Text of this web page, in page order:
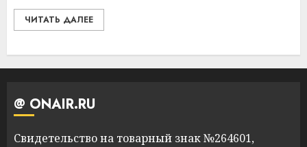
ЧИТАТЬ ДАЛЕЕ
@ ONAIR.RU
Свидетельство на товарный знак №264601,